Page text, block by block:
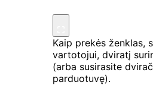
Kaip prekės ženklas,
vartotojui, dviratį
(arba susirasite
parduotuvę).